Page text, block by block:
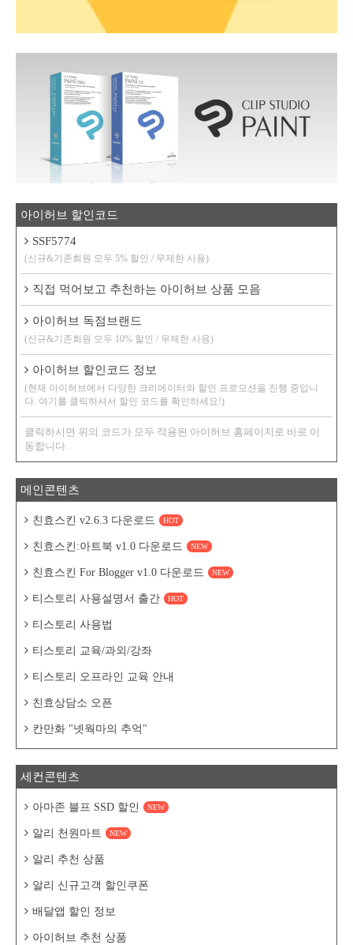
아이허브 할인코드
SSF5774
(신규&기존회원 모두 5% 할인 / 무제한 사용)
직접 먹어보고 추천하는 아이허브 상품 모음
아이허브 독점브랜드
(신규&기존회원 모두 10% 할인 / 무제한 사용)
아이허브 할인코드 정보
(현재 아이허브에서 다양한 크리에이터와 할인 프로모션을 진행 중입니
다. 여기를 클릭하셔서 할인 코드를 확인하세요!)
클릭하시면 위의 코드가 모두 적용된 아이허브 홈페이지로 바로 이
동합니다.
메인콘텐츠
친효스킨 v2.6.3 다운로드 HOT
친효스킨:아트북 v1.0 다운로드 NEW
친효스킨 For Blogger v1.0 다운로드 NEW
티스토리 사용설명서 출간 HOT
티스토리 사용법
티스토리 교육/과외/강좌
티스토리 오프라인 교육 안내
친효상담소 오픈
칸만화 "넷웍마의 추억"
세컨콘텐츠
아마존 블프 SSD 할인 NEW
알리 천원마트 NEW
알리 추천 상품
알리 신규고객 할인쿠폰
배달앱 할인 정보
아이허브 추천 상품